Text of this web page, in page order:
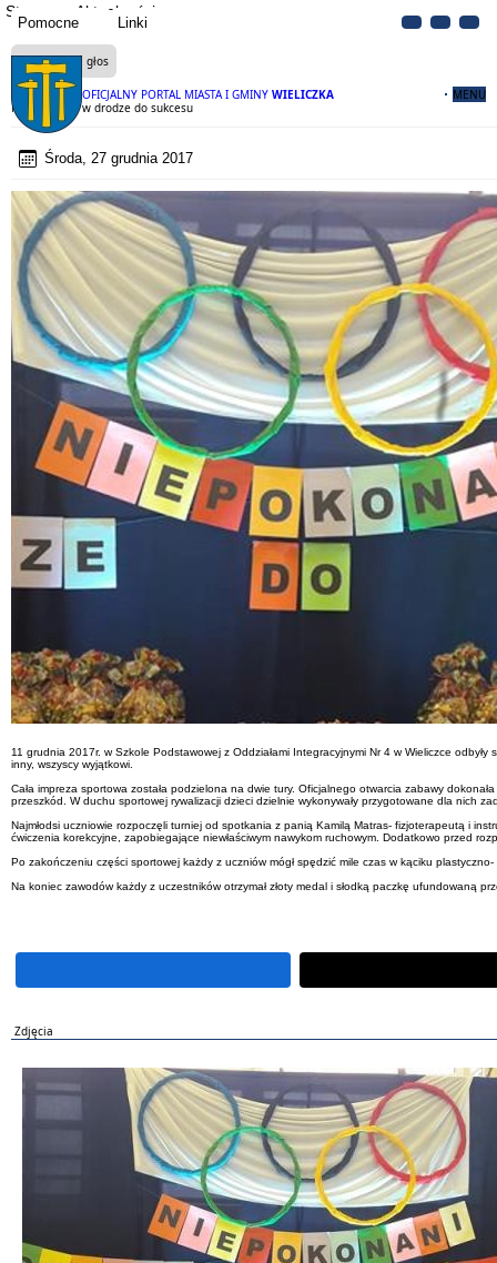
Pomocne Linki
OFICJALNY PORTAL MIASTA I GMINY WIELICZKA MENU
Strona Aktualności
Czytaj na głos
Niepokonani w drodze do sukcesu
Środa, 27 grudnia 2017
11 grudnia 2017r. w Szkole Podstawowej z Oddziałami Integracyjnymi Nr 4 w Wieliczce
inny, wszyscy wyjątkowi.
Cała impreza sportowa została podzielona na dwie tury. Oficjalnego otwarcia zabawy
przeszkód. W duchu sportowej rywalizacji dzieci dzielnie wykonywały przygotowane dla nich
Najmłodsi uczniowie rozpoczęli turniej od spotkania z panią Kamilą Matras- fizjoterapeutą i
ćwiczenia korekcyjne, zapobiegające niewłaściwym nawykom ruchowym. Dodatkowo przed
Po zakończeniu części sportowej każdy z uczniów mógł spędzić mile czas w kąciku
Na koniec zawodów każdy z uczestników otrzymał złoty medal i słodką paczkę ufundowaną
Zdjęcia